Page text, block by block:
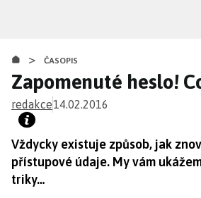
obsahu
> ČASOPIS
Zapomenuté heslo!
redakce14.02.2016
Vždycky existuje způsob, jak
přístupové údaje. My vám
triky…